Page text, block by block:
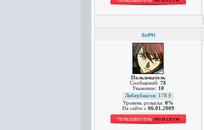
6oPH
Пользователь
Сообщений: 78
Уважение: 10
Либербаксов: 178 $
Уровень розыска: 0%
На сайте c 06.01.2009